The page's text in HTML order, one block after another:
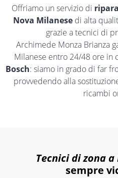
Offriamo un servizio di
Nova Milanese di alta
grazie a tecnici di
Archimede Monza Brianza
Milanese entro 24/48 ore in
Bosch: siamo in grado di far
provvedendo alla
ricambi
Tecnici di zona
sempre